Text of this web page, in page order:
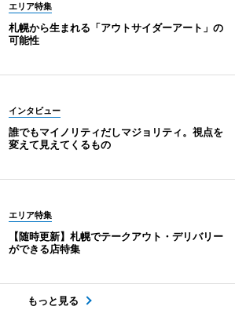
エリア特集
札幌から生まれる「アウトサイダーアート」の
可能性
インタビュー
誰でもマイノリティだしマジョリティ。視点を
変えて見えてくるもの
エリア特集
【随時更新】札幌でテークアウト・デリバリー
ができる店特集
もっと見る